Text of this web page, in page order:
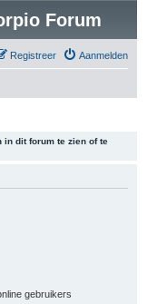
Forum
Aanmelden
Registreer
dit forum te zien of te
gebruikers